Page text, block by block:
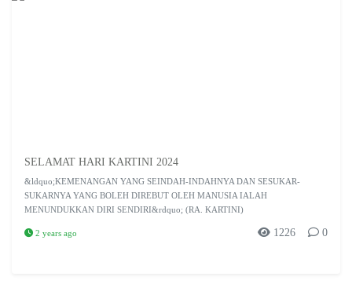
SELAMAT HARI KARTINI 2024
&ldquo;KEMENANGAN YANG SEINDAH-INDAHNYA DAN SESUKAR-
SUKARNYA YANG BOLEH DIREBUT OLEH MANUSIA IALAH
MENUNDUKKAN DIRI SENDIRI&rdquo; (RA. KARTINI)
2 years ago 0
1226